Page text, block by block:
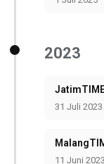
2023
31 Juli 2023
11 Juni 2023